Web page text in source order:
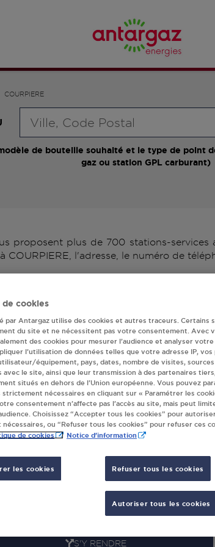
COURPIERE
de bouteille souhaité et le type de point
gaz ou station GPL carburant)
proposent plus de 700 stations-
COURPIERE, l'adresse, le numéro de
Antargaz
SUPER DARIE COURPIERE
DE THIERS
COURPIERE
S'Y RENDRE
FIOUL COURPIERE
S'Y RENDRE
de cookies
par Antargaz utilise des cookies et autres traceurs. Certains
du site et ne nécessitent pas votre consentement. Avec
des cookies pour mesurer l’audience et analyser
l’utilisation de données telles que votre adresse IP,
équipement, pays, dates, nombre de visites,
avec le site, ainsi que leur transmission à des partenaires
situés en dehors de l’Union européenne. Vous pouvez
strictement nécessaires en cliquant sur « Paramétrer les
consentement n’affecte pas l’accès au site, mais peut
Choisissez “Accepter tous les cookies” pour
ou “Refuser tous les cookies” pour refuser ces
de cookies Notice d'information
les cookies Refuser tous les cookies
Autoriser tous les cookies